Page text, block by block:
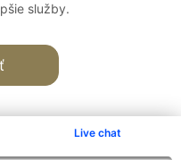
Live chat
služby.